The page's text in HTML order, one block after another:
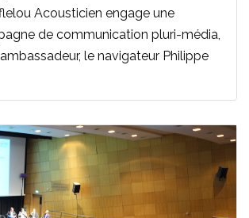
Acousticien engage une
de communication pluri-média,
le navigateur Philippe